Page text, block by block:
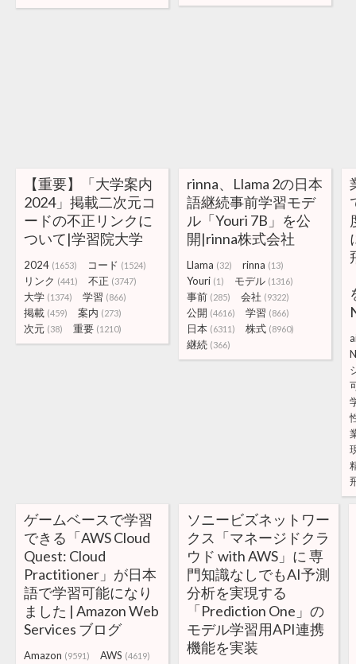
【重要】「大学案内
2024」掲載二次元コ
ードの不正リンクに
ついて|学習院大学
2024 (1653) コード (1524)
リンク (441) 不正 (3747)
大学 (1374) 学習 (866)
掲載 (459) 案内 (273)
次元 (38) 重要 (1210)
rinna、Llama 2の日本
語継続事前学習モデ
ル「Youri 7B」を公
開|rinna株式会社
Llama (32) rinna (13)
Youri (1) モデル (1316)
事前 (285) 会社 (9322)
公開 (4616) 学習 (866)
日本 (6311) 株式 (8960)
継続 (366)
ゲームベースで学習
できる「AWS Cloud
Quest: Cloud
Practitioner」が日本
語で学習可能になり
ました | Amazon Web
Services ブログ
Amazon (9591) AWS (4619)
ソニービズネットワー
クス「マネージドクラ
ウド with AWS」に 専
門知識なしでもAI予測
分析を実現する
「Prediction One」の
モデル学習用API連携
機能を実装